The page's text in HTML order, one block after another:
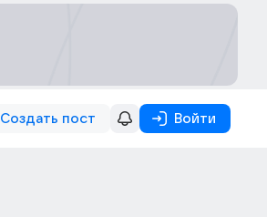
Создать пост Войти